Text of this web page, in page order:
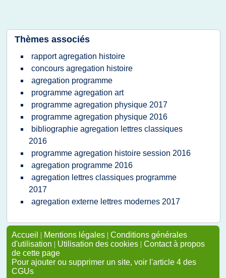
Thèmes associés
rapport agregation histoire
concours agregation histoire
agregation programme
programme agregation art
programme agregation physique 2017
programme agregation physique 2016
bibliographie agregation lettres classiques
2016
programme agregation histoire session 2016
agregation programme 2016
agregation lettres classiques programme
2017
agregation externe lettres modernes 2017
Accueil | Mentions légales | Conditions générales
d'utilisation | Utilisation des cookies | Contact à propos
de cette page
Pour ajouter ou supprimer un site, voir l'article 4 des
CGUs